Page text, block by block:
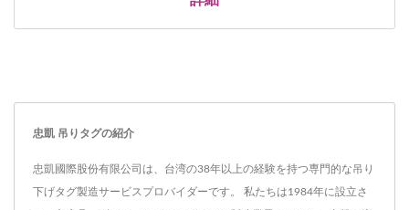
忠凱 吊りタグの紹介
忠凱國際股份有限公司は、台湾の38年以上の経験を持つ専門的な吊り
下げタグ製造サービスプロバイダーです。 私たちは1984年に設立さ